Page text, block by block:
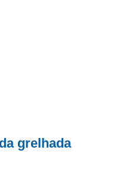
grelhada